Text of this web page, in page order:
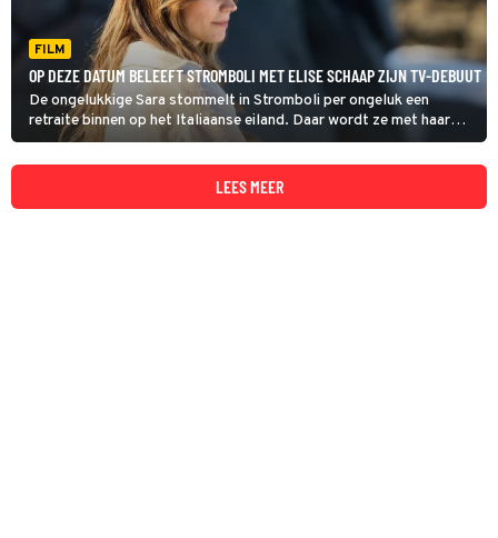
FILM
OP DEZE DATUM BELEEFT STROMBOLI MET ELISE SCHAAP ZIJN TV-DEBUUT
De ongelukkige Sara stommelt in Stromboli per ongeluk een
retraite binnen op het Italiaanse eiland. Daar wordt ze met haar
verleden geconfronteerd.
LEES MEER